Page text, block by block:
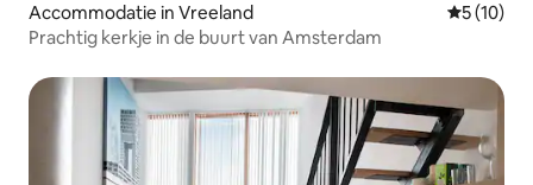
Accommodatie in Vreeland
5 (10)
Prachtig kerkje in de buurt van Amsterdam